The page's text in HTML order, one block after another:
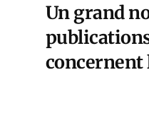
Un grand
concernent